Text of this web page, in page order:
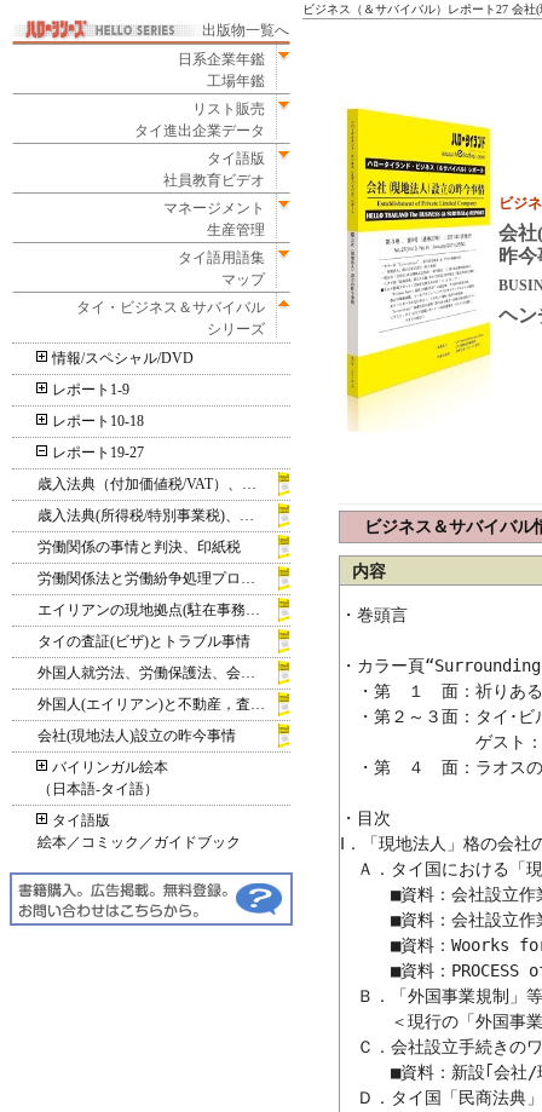
出版物一覧へ
日系企業年鑑
工場年鑑
リスト販売
タイ進出企業データ
タイ語版
社員教育ビデオ
マネージメント
生産管理
タイ語用語集
マップ
タイ・ビジネス＆サバイバル
シリーズ
情報/スペシャル/DVD
レポート1-9
レポート10-18
レポート19-27
歳入法典（付加価値税/VAT）、刑法
歳入法典(所得税/特別事業税)、刑事訴訟法
労働関係の事情と判決、印紙税
労働関係法と労働紛争処理プロセス
エイリアンの現地拠点(駐在事務所ほか)
タイの査証(ビザ)とトラブル事情
外国人就労法、労働保護法、会社法(相当規定)の改定
外国人(エイリアン)と不動産，査証(ビザ)基準
会社(現地法人)設立の昨今事情
バイリンガル絵本
（日本語‐タイ語）
タイ語版
絵本／コミック／ガイドブック
ビジネス（＆サバイバル）レポート27 会社
ビジ
会社
昨
ヘン
ビジネス＆サバイバル
内容
・巻頭言
・カラー頁
・第　１　面：祈りあ
・第２～３面：タイ･
ゲスト：Mr.
・第　４　面：ラオス
・目次
Ⅰ．「現地法人」格の会社
Ａ．タイ国における「
■資料：会社設立作業
■資料：会社設立作業
■資料：Woorks for
■資料：PROCESS of
Ｂ．「外国事業規制」
＜現行の「外国事業(
Ｃ．会社設立手続きの
■資料：新設｢会社/現
Ｄ．タイ国「民商法典